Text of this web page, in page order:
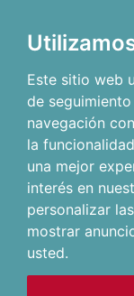
Este sitio web
de
navegación
la
una mejor
interés en
personalizar
mostrar
usted.